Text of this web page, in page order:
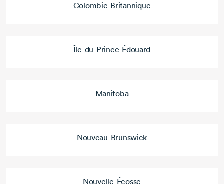
Colombie-Britannique
Île-du-Prince-Édouard
Manitoba
Nouveau-Brunswick
Nouvelle-Écosse